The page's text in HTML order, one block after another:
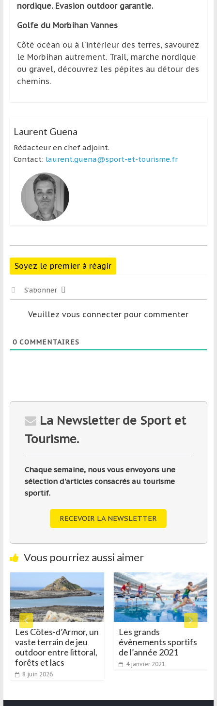
nordique. Evasion outdoor garantie.
Golfe du Morbihan Vannes
Côté océan ou à l’intérieur des terres, savourez
le Morbihan autrement. Trail, marche nordique
ou gravel, découvrez les pépites au détour des
chemins.
Laurent Guena
Rédacteur en chef adjoint.
Contact: laurent.guena@sport-et-tourisme.fr
Soyez le premier à réagir
S’abonner
Veuillez vous connecter pour commenter
0COMMENTAIRES
La Newsletter de Sport et
Tourisme.
Chaque semaine, nous vous envoyons une
sélection d'articles consacrés au tourisme
sportif.
RECEVOIR LA NEWSLETTER
Vous pourriez aussi aimer
Les Côtes-d’Armor, un
vaste terrain de jeu
outdoor entre littoral,
forêts et lacs
8 juin 2026
Les grands
évènements sportifs
de l’année 2021
4 janvier 2021